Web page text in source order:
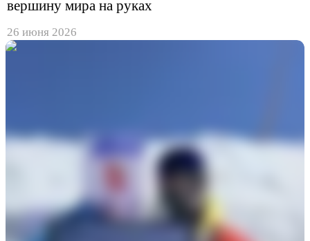
вершину мира на руках
26 июня 2026